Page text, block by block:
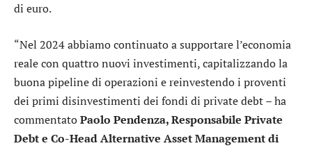
di euro.
“Nel 2024 abbiamo continuato a supportare l’economia
reale con quattro nuovi investimenti, capitalizzando la
buona pipeline di operazioni e reinvestendo i proventi
dei primi disinvestimenti dei fondi di private debt – ha
commentatoPaolo Pendenza, Responsabile Private
Debt e Co-Head Alternative Asset Management di